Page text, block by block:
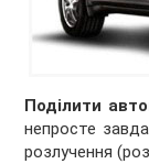
Поділити
непросте
розлучення